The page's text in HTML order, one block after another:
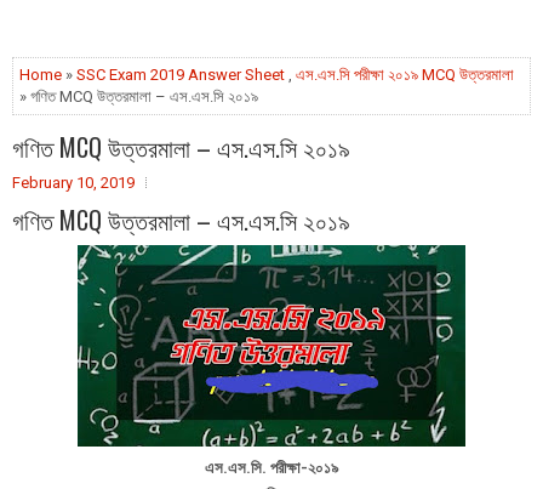
Home » SSC Exam 2019 Answer Sheet , এস.এস.সি পরীক্ষা ২০১৯ MCQ উত্তরমালা
» গণিত MCQ উত্তরমালা – এস.এস.সি ২০১৯
গণিত MCQ উত্তরমালা – এস.এস.সি ২০১৯
February 10, 2019
গণিত MCQ উত্তরমালা – এস.এস.সি ২০১৯
এস.এস.সি. পরীক্ষা-২০১৯